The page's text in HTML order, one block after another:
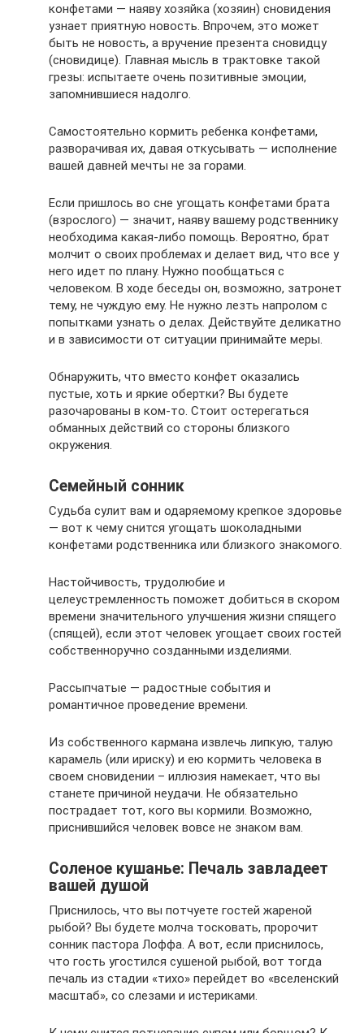
конфетами — наяву хозяйка (хозяин) сновидения
узнает приятную новость. Впрочем, это может
быть не новость, а вручение презента сновидцу
(сновидице). Главная мысль в трактовке такой
грезы: испытаете очень позитивные эмоции,
запомнившиеся надолго.
Самостоятельно кормить ребенка конфетами,
разворачивая их, давая откусывать — исполнение
вашей давней мечты не за горами.
Если пришлось во сне угощать конфетами брата
(взрослого) — значит, наяву вашему родственнику
необходима какая-либо помощь. Вероятно, брат
молчит о своих проблемах и делает вид, что все у
него идет по плану. Нужно пообщаться с
человеком. В ходе беседы он, возможно, затронет
тему, не чуждую ему. Не нужно лезть напролом с
попытками узнать о делах. Действуйте деликатно
и в зависимости от ситуации принимайте меры.
Обнаружить, что вместо конфет оказались
пустые, хоть и яркие обертки? Вы будете
разочарованы в ком-то. Стоит остерегаться
обманных действий со стороны близкого
окружения.
Семейный сонник
Судьба сулит вам и одаряемому крепкое здоровье
— вот к чему снится угощать шоколадными
конфетами родственника или близкого знакомого.
Настойчивость, трудолюбие и
целеустремленность поможет добиться в скором
времени значительного улучшения жизни спящего
(спящей), если этот человек угощает своих гостей
собственноручно созданными изделиями.
Рассыпчатые — радостные события и
романтичное проведение времени.
Из собственного кармана извлечь липкую, талую
карамель (или ириску) и ею кормить человека в
своем сновидении – иллюзия намекает, что вы
станете причиной неудачи. Не обязательно
пострадает тот, кого вы кормили. Возможно,
приснившийся человек вовсе не знаком вам.
Соленое кушанье: Печаль завладеет
вашей душой
Приснилось, что вы потчуете гостей жареной
рыбой? Вы будете молча тосковать, пророчит
сонник пастора Лоффа. А вот, если приснилось,
что гость угостился сушеной рыбой, вот тогда
печаль из стадии «тихо» перейдет во «вселенский
масштаб», со слезами и истериками.